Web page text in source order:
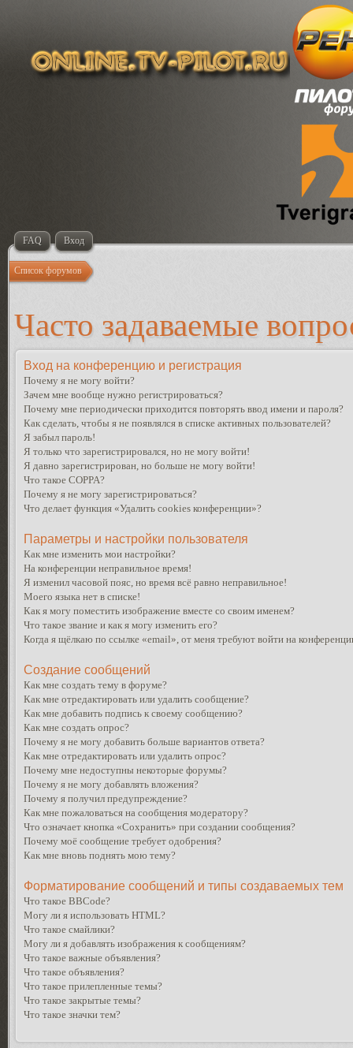
FAQ Вход
Список форумов
Часто задаваемые
Вход на конференцию и регистрация
Почему я не могу войти?
Зачем мне вообще нужно регистрироваться?
Почему мне периодически приходится повторять ввод имени и пароля?
Как сделать, чтобы я не появлялся в списке активных пользователей?
Я забыл пароль!
Я только что зарегистрировался, но не могу войти!
Я давно зарегистрирован, но больше не могу войти!
Что такое COPPA?
Почему я не могу зарегистрироваться?
Что делает функция «Удалить cookies конференции»?
Параметры и настройки пользователя
Как мне изменить мои настройки?
На конференции неправильное время!
Я изменил часовой пояс, но время всё равно неправильное!
Моего языка нет в списке!
Как я могу поместить изображение вместе со своим именем?
Что такое звание и как я могу изменить его?
Когда я щёлкаю по ссылке «email», от меня требуют войти на
Создание сообщений
Как мне создать тему в форуме?
Как мне отредактировать или удалить сообщение?
Как мне добавить подпись к своему сообщению?
Как мне создать опрос?
Почему я не могу добавить больше вариантов ответа?
Как мне отредактировать или удалить опрос?
Почему мне недоступны некоторые форумы?
Почему я не могу добавлять вложения?
Почему я получил предупреждение?
Как мне пожаловаться на сообщения модератору?
Что означает кнопка «Сохранить» при создании сообщения?
Почему моё сообщение требует одобрения?
Как мне вновь поднять мою тему?
Форматирование сообщений и типы создаваемых тем
Что такое BBCode?
Могу ли я использовать HTML?
Что такое смайлики?
Могу ли я добавлять изображения к сообщениям?
Что такое важные объявления?
Что такое объявления?
Что такое прилепленные темы?
Что такое закрытые темы?
Что такое значки тем?